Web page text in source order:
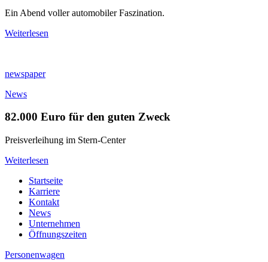
Ein Abend voller automobiler Faszination.
Weiterlesen
newspaper
News
82.000 Euro für den guten Zweck
Preisverleihung im Stern-Center
Weiterlesen
Startseite
Karriere
Kontakt
News
Unternehmen
Öffnungszeiten
Personenwagen